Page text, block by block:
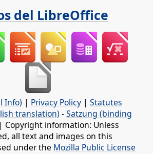
del LibreOffice
Info) | Privacy Policy | Statutes
translation) -Satzung (binding
| Copyright information: Unless
all text and images on this
under the Mozilla Public License